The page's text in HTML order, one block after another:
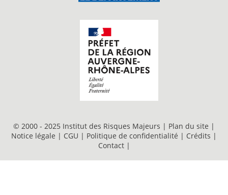
© 2000 - 2025 Institut des Risques Majeurs | Plan du site |
Notice légale | CGU | Politique de confidentialité | Crédits |
Contact |